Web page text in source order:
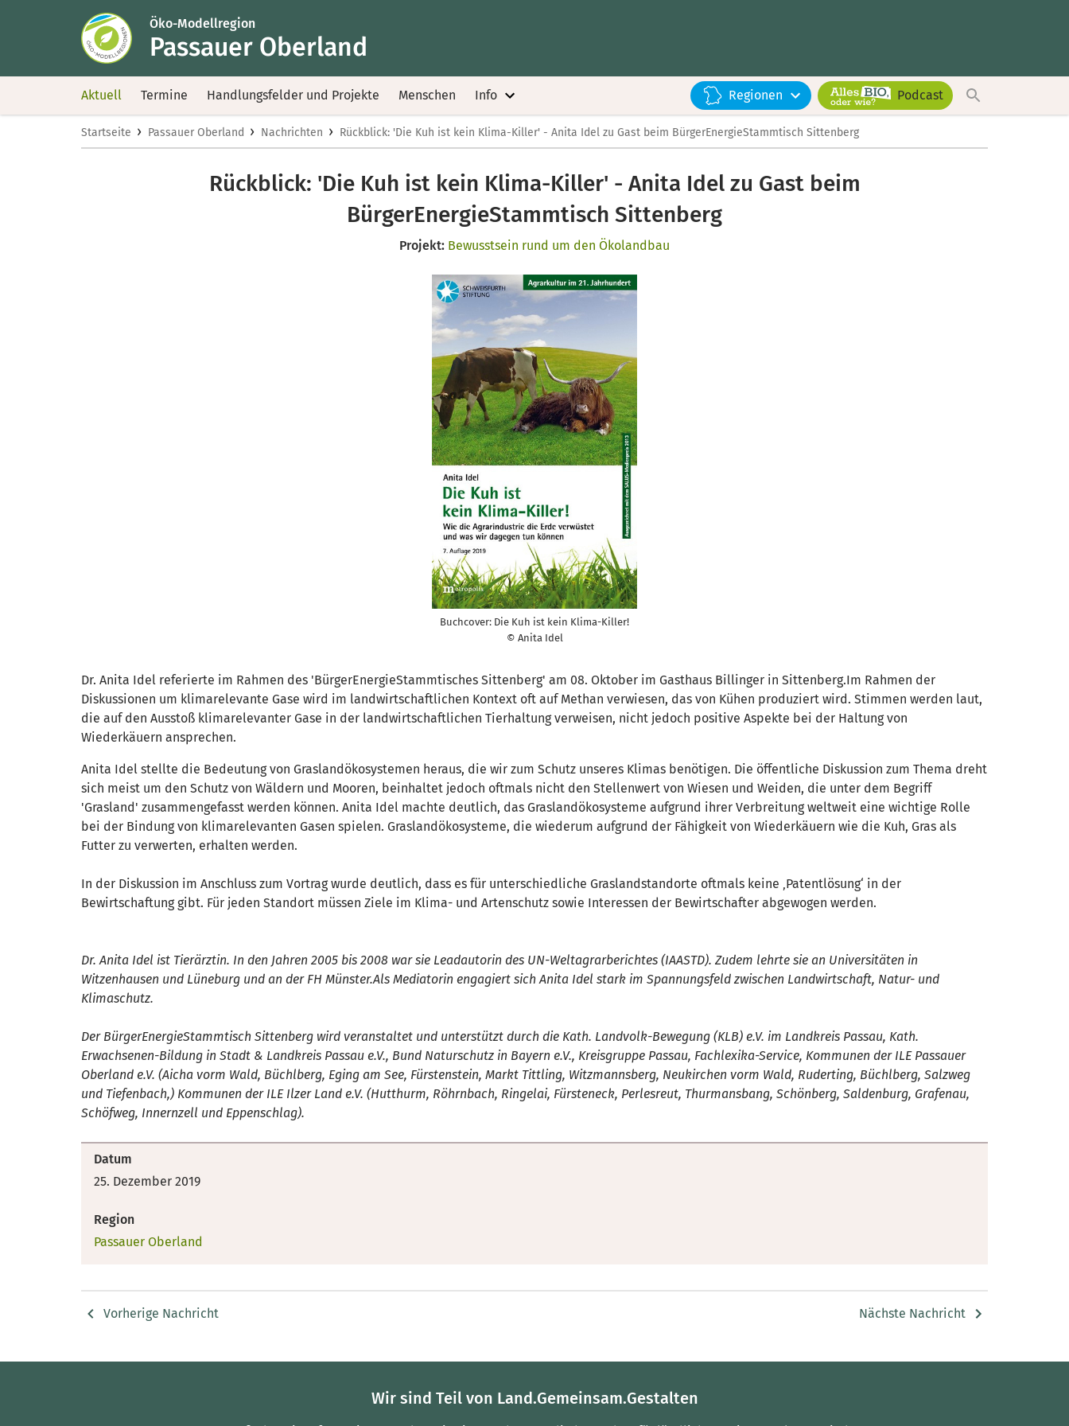
Öko-Modellregion
Passauer Oberland
Aktuell Termine Handlungsfelder und Projekte Menschen Info Regionen Podcast
Startseite › Passauer Oberland › Nachrichten › Rückblick: 'Die Kuh ist kein Klima-Killer' - Anita Idel zu Gast beim BürgerEnergieStammtisch Sittenberg
Rückblick: 'Die Kuh ist kein Klima-Killer' - Anita Idel zu Gast beim
BürgerEnergieStammtisch Sittenberg
Projekt: Bewusstsein rund um den Ökolandbau
Buchcover: Die Kuh ist kein Klima-Killer!
© Anita Idel
Dr. Anita Idel referierte im Rahmen des 'BürgerEnergieStammtisches Sittenberg' am 08. Oktober im Gasthaus Billinger in Sittenberg.Im Rahmen der
Diskussionen um klimarelevante Gase wird im landwirtschaftlichen Kontext oft auf Methan verwiesen, das von Kühen produziert wird. Stimmen werden laut,
die auf den Ausstoß klimarelevanter Gase in der landwirtschaftlichen Tierhaltung verweisen, nicht jedoch positive Aspekte bei der Haltung von
Wiederkäuern ansprechen.
Anita Idel stellte die Bedeutung von Graslandökosystemen heraus, die wir zum Schutz unseres Klimas benötigen. Die öffentliche Diskussion zum Thema dreht
sich meist um den Schutz von Wäldern und Mooren, beinhaltet jedoch oftmals nicht den Stellenwert von Wiesen und Weiden, die unter dem Begriff
'Grasland' zusammengefasst werden können. Anita Idel machte deutlich, das Graslandökosysteme aufgrund ihrer Verbreitung weltweit eine wichtige Rolle
bei der Bindung von klimarelevanten Gasen spielen. Graslandökosysteme, die wiederum aufgrund der Fähigkeit von Wiederkäuern wie die Kuh, Gras als
Futter zu verwerten, erhalten werden.
In der Diskussion im Anschluss zum Vortrag wurde deutlich, dass es für unterschiedliche Graslandstandorte oftmals keine ‚Patentlösung‘ in der
Bewirtschaftung gibt. Für jeden Standort müssen Ziele im Klima- und Artenschutz sowie Interessen der Bewirtschafter abgewogen werden.
Dr. Anita Idel ist Tierärztin. In den Jahren 2005 bis 2008 war sie Leadautorin des UN-Weltagrarberichtes (IAASTD). Zudem lehrte sie an Universitäten in
Witzenhausen und Lüneburg und an der FH Münster.Als Mediatorin engagiert sich Anita Idel stark im Spannungsfeld zwischen Landwirtschaft, Natur- und
Klimaschutz.
Der BürgerEnergieStammtisch Sittenberg wird veranstaltet und unterstützt durch die Kath. Landvolk-Bewegung (KLB) e.V. im Landkreis Passau, Kath.
Erwachsenen-Bildung in Stadt & Landkreis Passau e.V., Bund Naturschutz in Bayern e.V., Kreisgruppe Passau, Fachlexika-Service, Kommunen der ILE Passauer
Oberland e.V. (Aicha vorm Wald, Büchlberg, Eging am See, Fürstenstein, Markt Tittling, Witzmannsberg, Neukirchen vorm Wald, Ruderting, Büchlberg, Salzweg
und Tiefenbach,) Kommunen der ILE Ilzer Land e.V. (Hutthurm, Röhrnbach, Ringelai, Fürsteneck, Perlesreut, Thurmansbang, Schönberg, Saldenburg, Grafenau,
Schöfweg, Innernzell und Eppenschlag).
Datum
25. Dezember 2019
Region
Passauer Oberland
Vorherige Nachricht Nächste Nachricht
Wir sind Teil von Land.Gemeinsam.Gestalten